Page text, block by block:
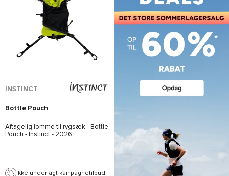
INSTINCT
Bottle Pouch
Aftagelig lomme til rygsæk - Bottle
Pouch - Instinct - 2026
Ikke underlagt kampagnetilbud.